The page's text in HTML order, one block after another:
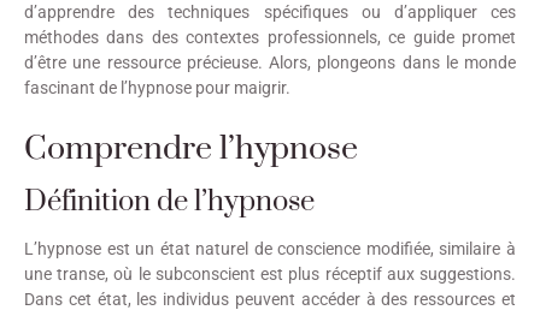
d’apprendre des techniques spécifiques ou d’appliquer ces
méthodes dans des contextes professionnels, ce guide promet
d’être une ressource précieuse. Alors, plongeons dans le monde
fascinant de l’hypnose pour maigrir.
Comprendre l’hypnose
Définition de l’hypnose
L’hypnose est un état naturel de conscience modifiée, similaire à
une transe, où le subconscient est plus réceptif aux suggestions.
Dans cet état, les individus peuvent accéder à des ressources et